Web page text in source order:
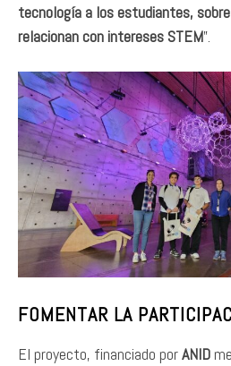
tecnología a los estudiantes,
relacionan con intereses STEM”.
FOMENTAR LA
El proyecto, financiado porANID